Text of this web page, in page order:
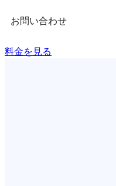
お問い合わせ
料金を見る